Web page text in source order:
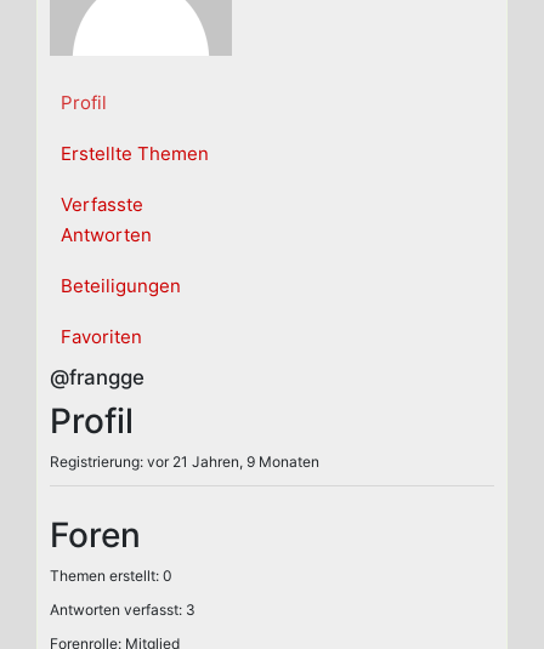
Profil
Erstellte Themen
Verfasste
Antworten
Beteiligungen
Favoriten
@frangge
Profil
Registrierung: vor 21 Jahren, 9 Monaten
Foren
Themen erstellt: 0
Antworten verfasst: 3
Forenrolle: Mitglied